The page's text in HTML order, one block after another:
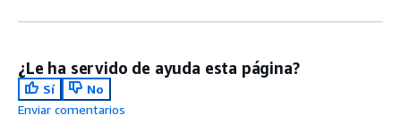
¿Le ha servido de ayuda esta página?
Sí
No
Enviar comentarios